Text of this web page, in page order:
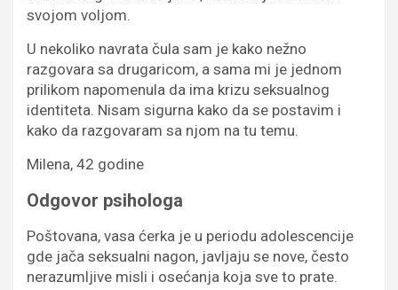
svojom voljom.
U nekoliko navrata čula sam je kako nežno
razgovara sa drugaricom, a sama mi je jednom
prilikom napomenula da ima krizu seksualnog
identiteta. Nisam sigurna kako da se postavim i
kako da razgovaram sa njom na tu temu.
Milena, 42 godine
Odgovor psihologa
Poštovana, vasa ćerka je u periodu adolescencije
gde jača seksualni nagon, javljaju se nove, često
nerazumljive misli i osećanja koja sve to prate.